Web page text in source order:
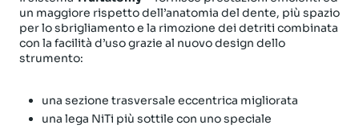
un maggiore rispetto dell’anatomia del dente, più spazio
per lo sbrigliamento e la rimozione dei detriti combinata
con la facilità d’uso grazie al nuovo design dello
strumento:
una sezione trasversale eccentrica migliorata
una lega NiTi più sottile con uno speciale